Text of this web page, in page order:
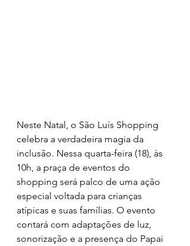
Neste Natal, o São Luís Shopping
celebra a verdadeira magia da
inclusão. Nessa quarta-feira (18), às
10h, a praça de eventos do
shopping será palco de uma ação
especial voltada para crianças
atípicas e suas famílias. O evento
contará com adaptações de luz,
sonorização e a presença do Papai